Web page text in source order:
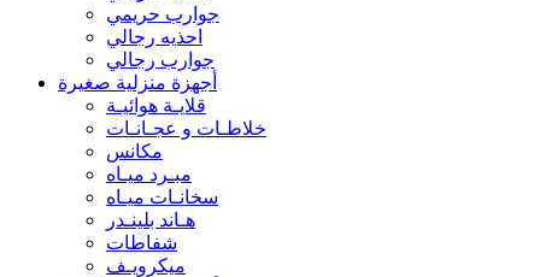
جوارب حريمي
احذيه رجالي
جوارب رجالي
أجهزة منزلية صغيرة
قلايـة هوائيـة
خلاطـات و عجـانـات
مكانس
مبـرد ميـاه
سخانـات ميـاه
هـاند بلينـدر
شفاطات
ميكرويـف